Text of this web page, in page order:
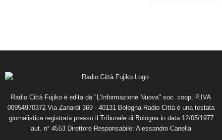
Radio Città Fujiko è edita da "L'Informazione Nuova" soc. coop. P.IVA
00954970372 Via Zanardi 369 - 40131 Bologna Radio Città è una testata
giornalistica registrata presso il Tribunale di Bologna in data 12/05/1977
aut. n° 4553 Direttore Responsabile: Alessandro Canella